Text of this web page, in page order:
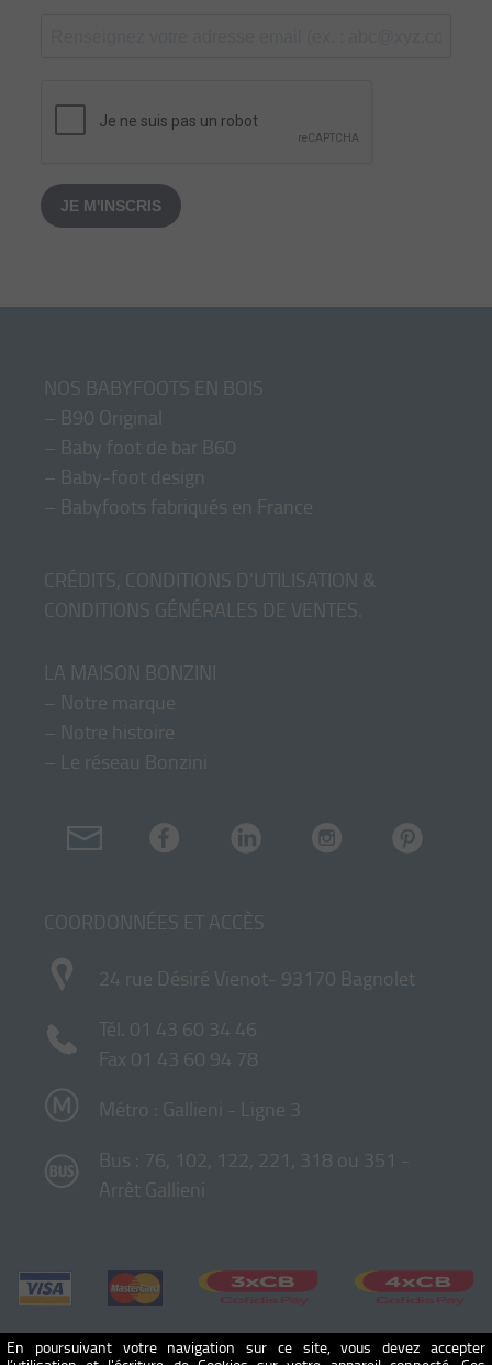
En poursuivant votre navigation sur ce site, vous devez accepter
JE M'INSCRIS
NOS BABYFOOTS EN BOIS
– B90 Original
– Baby foot de bar B60
– Baby-foot design
– Babyfoots fabriqués en France
CRÉDITS, CONDITIONS D'UTILISATION &
CONDITIONS GÉNÉRALES DE VENTES
LA MAISON BONZINI
– Notre marque
– Notre histoire
– Le réseau Bonzini
COORDONNÉES ET ACCÈS
24 rue Désiré Vienot- 93170 Bagnolet
Tél. 01 43 60 34 46
Fax 01 43 60 94 78
Métro : Gallieni - Ligne 3
Bus : 76, 102, 122, 221, 318 ou 351 -
Arrêt Gallieni